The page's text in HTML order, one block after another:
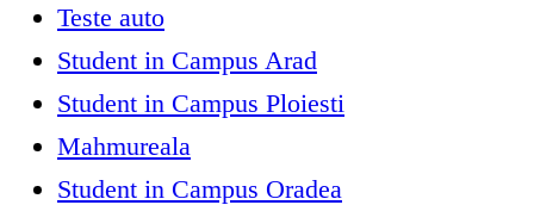
Teste auto
Student in Campus Arad
Student in Campus Ploiesti
Mahmureala
Student in Campus Oradea